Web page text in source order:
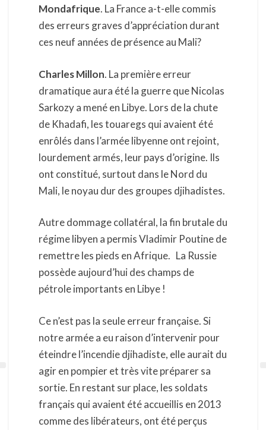
Mondafrique. La France a-t-elle commis
des erreurs graves d’appréciation durant
ces neuf années de présence au Mali?
Charles Millon. La première erreur
dramatique aura été la guerre que Nicolas
Sarkozy a mené en Libye. Lors de la chute
de Khadafi, les touaregs qui avaient été
enrôlés dans l’armée libyenne ont rejoint,
lourdement armés, leur pays d’origine. Ils
ont constitué, surtout dans le Nord du
Mali, le noyau dur des groupes djihadistes.
Autre dommage collatéral, la fin brutale du
régime libyen a permis Vladimir Poutine de
remettre les pieds en Afrique. La Russie
possède aujourd’hui des champs de
pétrole importants en Libye !
Ce n’est pas la seule erreur française. Si
notre armée a eu raison d’intervenir pour
éteindre l’incendie djihadiste, elle aurait du
agir en pompier et très vite préparer sa
sortie. En restant sur place, les soldats
français qui avaient été accueillis en 2013
comme des libérateurs, ont été perçus